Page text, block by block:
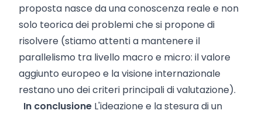
proposta nasce da una conoscenza reale e non
solo teorica dei problemi che si propone di
risolvere (stiamo attenti a mantenere il
parallelismo tra livello macro e micro: il valore
aggiunto europeo e la visione internazionale
restano uno dei criteri principali di valutazione).
In conclusione L'ideazione e la stesura di un